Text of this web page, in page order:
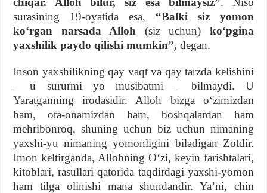
surasining 19-oyatida esa, “Balki siz yomon
koʻrgan narsada Alloh (siz uchun) koʻpgina
yaxshilik paydo qilishi mumkin”, degan.
Inson yaxshilikning qay vaqt va qay tarzda kelishini
– u sururmi yo musibatmi – bilmaydi. U
Yaratganning irodasidir. Alloh bizga oʻzimizdan
ham, ota-onamizdan ham, boshqalardan ham
mehribonroq, shuning uchun biz uchun nimaning
yaxshi-yu nimaning yomonligini biladigan Zotdir.
Imon keltirganda, Allohning Oʻzi, keyin farishtalari,
kitoblari, rasullari qatorida taqdirdagi yaxshi-yomon
ham tilga olinishi mana shundandir. Yaʼni, chin